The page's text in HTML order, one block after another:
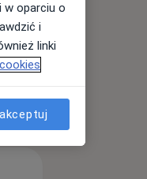
w oparciu o
i
linki